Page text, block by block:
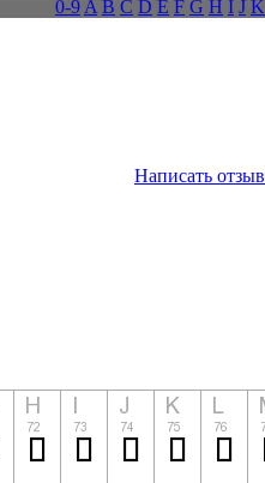
0-9 A B C D E F G H I J K
Написать отзыв